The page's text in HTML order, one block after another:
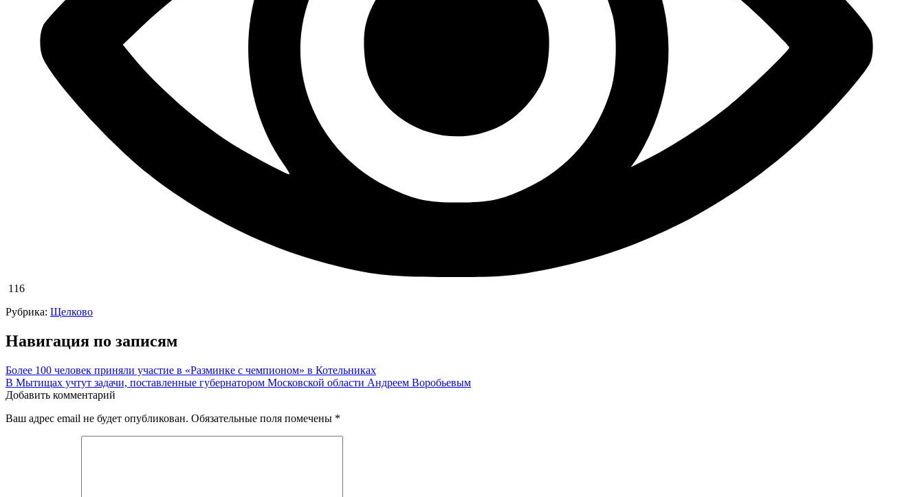
116
Рубрика: Щелково
Навигация по записям
Более 100 человек приняли участие в «Разминке с чемпионом» в Котельниках
В Мытищах учтут задачи, поставленные губернатором Московской области Андреем Воробьевым
Добавить комментарий
Ваш адрес email не будет опубликован. Обязательные поля помечены *